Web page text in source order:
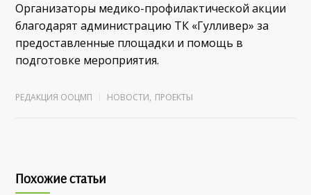
Организаторы медико-профилактической акции
благодарят администрацию ТК «Гулливер» за
предоставленные площадки и помощь в
подготовке мероприятия.
РЕДАКЦИЯ ООЦМП НОВОСТИ, ПРОЕКТЫ
Похожие статьи